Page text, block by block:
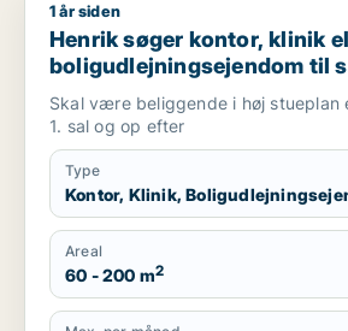
Henrik søger kontor, klinik eller
1 år siden
Henrik søger kontor, klinik
boligudlejningsejendom til
København K, Vesterbro
Frederiksberg m.fl.
Skal være beliggende i høj stueplan
1. sal og op efter
Type
Kontor, Klinik,
Areal
60 - 200 m2